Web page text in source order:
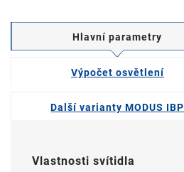
Hlavní parametry
Výpočet osvětlení
Další varianty MODUS IBP
Vlastnosti svítidla